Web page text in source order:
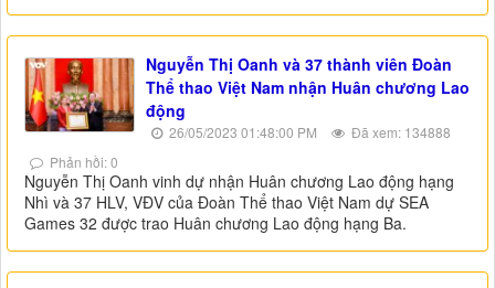
Nguyễn Thị Oanh và 37 thành viên Đoàn
Thể thao Việt Nam nhận Huân chương Lao
động
26/05/2023 01:48:00 PM
Đã xem: 134888
Phản hồi: 0
Nguyễn Thị Oanh vinh dự nhận Huân chương Lao động hạng
Nhì và 37 HLV, VĐV của Đoàn Thể thao Việt Nam dự SEA
Games 32 được trao Huân chương Lao động hạng Ba.